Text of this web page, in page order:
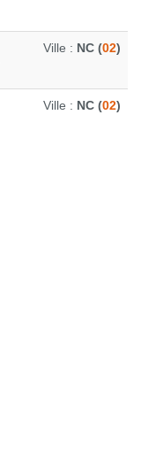
Ville : NC (02)
Ville : NC (02)